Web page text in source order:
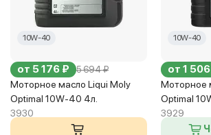
10W-40
от 5 176 ₽ 5 694 ₽
Моторное масло Liqui Moly
Optimal 10W-40 4л.
3930
10W-40
от 1
Моторное
Optimal
3929